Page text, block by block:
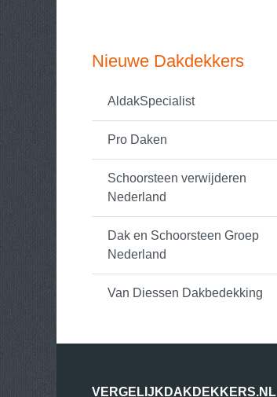
Nieuwe Dakdekkers
AldakSpecialist
Pro Daken
Schoorsteen verwijderen
Nederland
Dak en Schoorsteen Groep
Nederland
Van Diessen Dakbedekking
VERGELIJKDAKDEKKERS.NL